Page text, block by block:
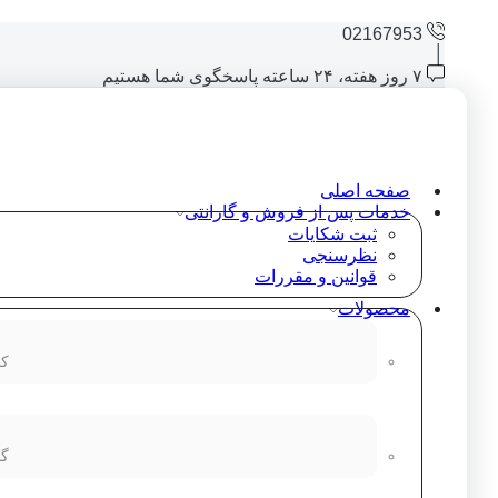
02167953
۷ روز هفته، ۲۴ ساعته پاسخگوی شما هستیم
صفحه اصلی
خدمات پس از فروش و گارانتی
ثبت شکایات
نظرسنجی
قوانین و مقررات
محصولات